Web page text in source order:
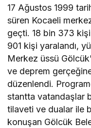
17 Ağustos 1999
süren Kocaeli
geçti. 18 bin 373
901 kişi yaralandı,
Merkez üssü
ve deprem
düzenlendi.
stantta vatandaşlar
tilaveti ve dualar ile
konuşan Gölcük